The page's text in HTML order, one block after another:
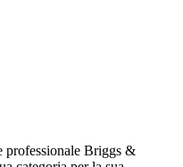
professionale Briggs &